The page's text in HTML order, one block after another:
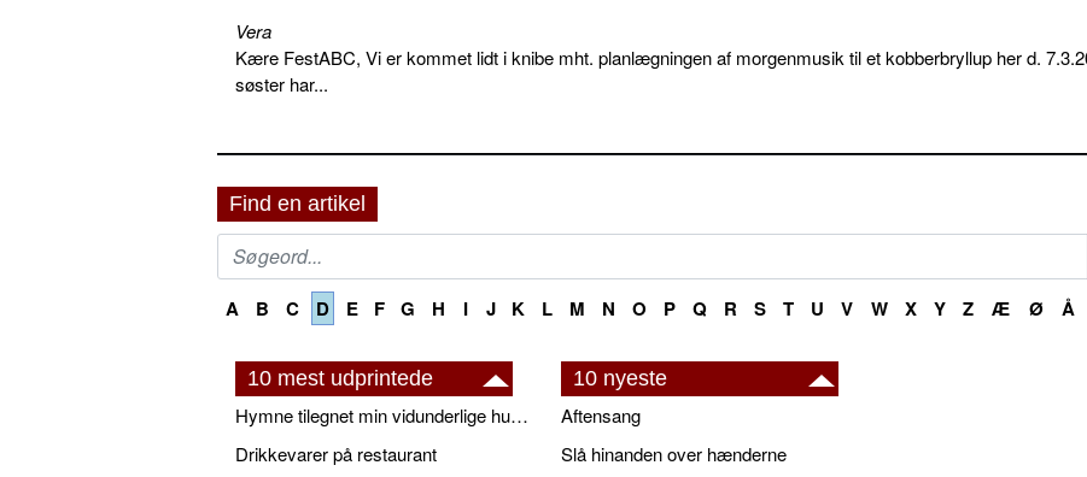
Vera
Kære FestABC, Vi er kommet lidt i knibe mht. planlægningen af morgenmusik til et kobberbryllup her d.
søster har...
Find en artikel
A B C D E F G H I J K L M N O P Q R S T U V W X Y Z Æ Ø Å
10 mest udprintede
Hymne tilegnet min vidunderlige husbond
Drikkevarer på restaurant
10 nyeste
Aftensang
Slå hinanden over hænderne